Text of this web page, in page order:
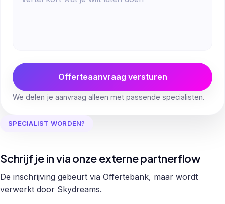
Offerteaanvraag versturen
We delen je aanvraag alleen met passende specialisten.
SPECIALIST WORDEN?
Schrijf je in via onze externe partnerflow
De inschrijving gebeurt via Offertebank, maar wordt
verwerkt door Skydreams.